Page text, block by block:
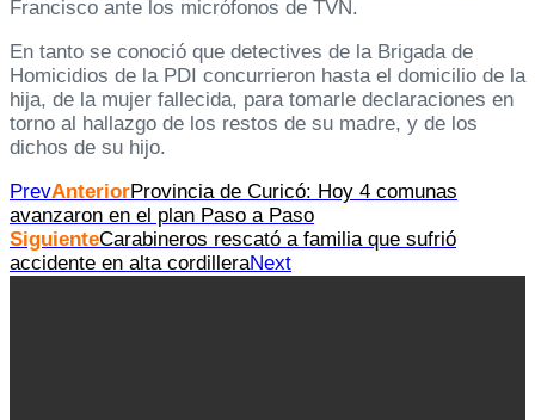
Francisco ante los micrófonos de TVN.
En tanto se conoció que detectives de la Brigada de
Homicidios de la PDI concurrieron hasta el domicilio de la
hija, de la mujer fallecida, para tomarle declaraciones en
torno al hallazgo de los restos de su madre, y de los
dichos de su hijo.
PrevAnteriorProvincia de Curicó: Hoy 4 comunas
avanzaron en el plan Paso a Paso
SiguienteCarabineros rescató a familia que sufrió
accidente en alta cordilleraNext